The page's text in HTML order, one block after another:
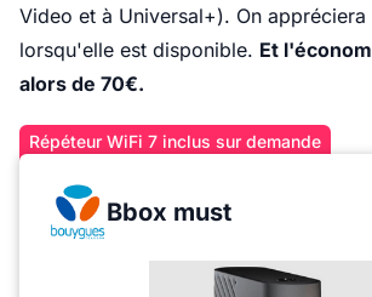
Video et à Universal+). On appréciera
lorsqu'elle est disponible. Et
alors de 70€.
Répéteur WiFi 7 inclus sur demande
Bbox must